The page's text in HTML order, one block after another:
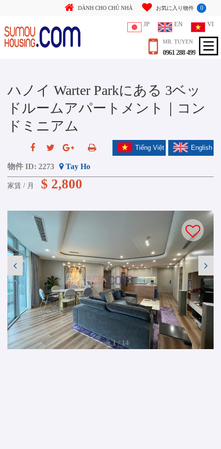
DÀNH CHO CHỦ NHÀ お気に入り物件 0
JP EN VI
MR. TUYEN
0961 288 499
ハノイ Warter Parkにある 3ベッ
ドルームアパートメント｜コン
ドミニアム
English
Tiếng Việt
物件 ID: 2273 Tay Ho
家賃 / 月 $ 2,800
Image 1 / 14